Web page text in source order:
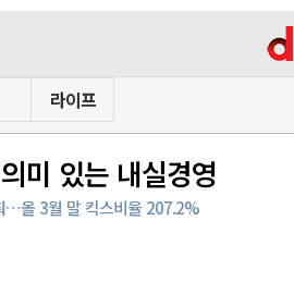
라이프
미 있는 내실경영
…올 3월 말 킥스비율 207.2%